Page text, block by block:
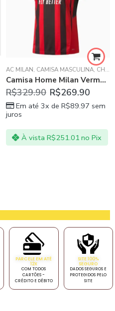
AC MILAN, CAMISA MASCULINA, CHAMPIONS LEAGUE
Camisa Home Milan Vermelha com Preto 21/22
R$329.90 R$269.90
Em até 3x de R$89.97 sem
juros
À vista R$251.01 no Pix
PARCELE EM ATÉ
12X
COM TODOS
CARTÕES -
CRÉDITO E DÉBITO
SITE 100%
SEGURO
DADOS SEGUROS E
PROTEGIDOS PELO
SITE